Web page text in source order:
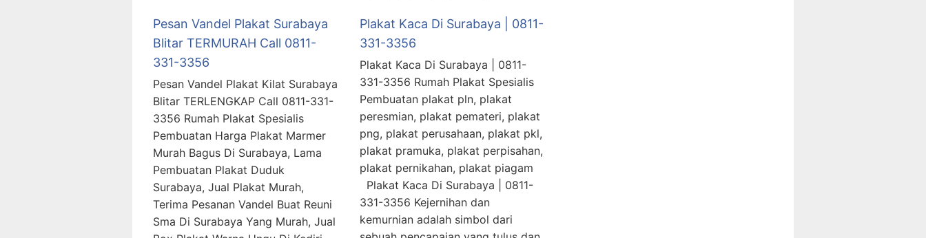
Pesan Vandel Plakat Surabaya
Blitar TERMURAH Call 0811-
331-3356
Pesan Vandel Plakat Kilat Surabaya
Blitar TERLENGKAP Call 0811-331-
3356 Rumah Plakat Spesialis
Pembuatan Harga Plakat Marmer
Murah Bagus Di Surabaya, Lama
Pembuatan Plakat Duduk
Surabaya, Jual Plakat Murah,
Terima Pesanan Vandel Buat Reuni
Sma Di Surabaya Yang Murah, Jual
Plakat Kaca Di Surabaya | 0811-
331-3356
Plakat Kaca Di Surabaya | 0811-
331-3356 Rumah Plakat Spesialis
Pembuatan plakat pln, plakat
peresmian, plakat pemateri, plakat
png, plakat perusahaan, plakat pkl,
plakat pramuka, plakat perpisahan,
plakat pernikahan, plakat piagam
Plakat Kaca Di Surabaya | 0811-
331-3356 Kejernihan dan
kemurnian adalah simbol dari